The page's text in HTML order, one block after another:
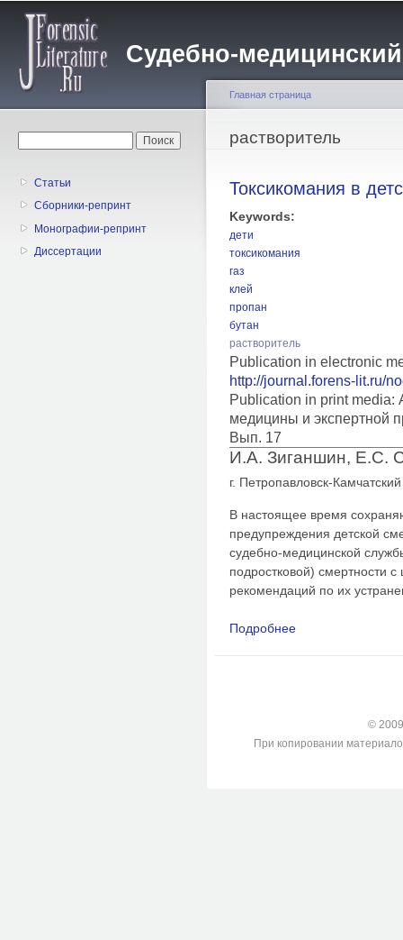
Судебно-
Статьи
Сборники-репринт
Монографии-репринт
Диссертации
Вы здесь
Главная страница
растворитель
Токсикомания в
Keywords:
дети
токсикомания
газ
клей
пропан
бутан
растворитель
Publication in electronic
http://journal.forens-lit.ru/
Publication in print media:
медицины и экспертной
Вып. 17
И.А. Зиганшин, Е.С.
г. Петропавловск-Камчатский
В настоящее время
предупреждения детской
судебно-медицинской
подростковой) смертности
рекомендаций по их
Подробнее
©
При копировании